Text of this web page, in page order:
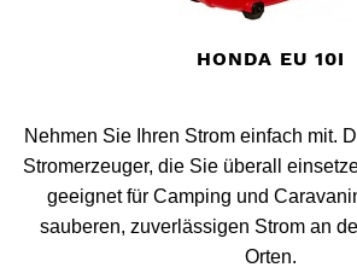
HONDA EU 10I
Nehmen Sie Ihren Strom einfach mit.
Stromerzeuger, die Sie überall
geeignet für Camping und
sauberen, zuverlässigen Strom an
Orten.